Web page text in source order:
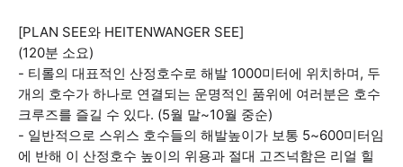
[PLAN SEE와 HEITENWANGER SEE]
(120분 소요)
- 티롤의 대표적인 산정호수로 해발 1000미터에 위치하며, 두
개의 호수가 하나로 연결되는 운명적인 품위에 여러분은 호수
크루즈를 즐길 수 있다. (5월 말~10월 중순)
- 일반적으로 스위스 호수들의 해발높이가 보통 5~600미터임
에 반해 이 산정호수 높이의 위용과 절대 고즈넉함은 리얼 힐